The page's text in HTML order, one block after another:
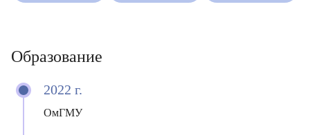
Образование
2022 г.
ОмГМУ